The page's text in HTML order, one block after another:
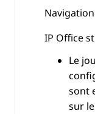
IP Office
Le
sont
sur